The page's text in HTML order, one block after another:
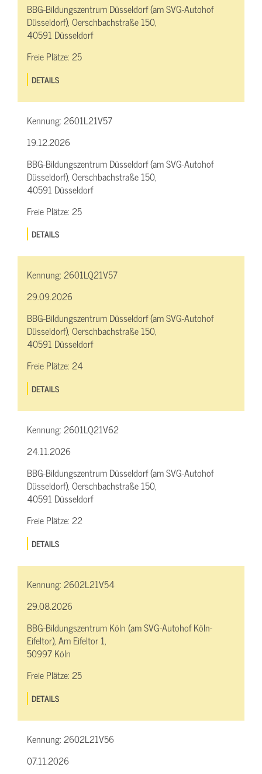
BBG-Bildungszentrum Düsseldorf (am SVG-Autohof
Düsseldorf), Oerschbachstraße 150,
40591 Düsseldorf
Freie Plätze:25
DETAILS
Kennung:2601L21V57
19.12.2026
BBG-Bildungszentrum Düsseldorf (am SVG-Autohof
Düsseldorf), Oerschbachstraße 150,
40591 Düsseldorf
Freie Plätze:25
DETAILS
Kennung:2601LQ21V57
29.09.2026
BBG-Bildungszentrum Düsseldorf (am SVG-Autohof
Düsseldorf), Oerschbachstraße 150,
40591 Düsseldorf
Freie Plätze:24
DETAILS
Kennung:2601LQ21V62
24.11.2026
BBG-Bildungszentrum Düsseldorf (am SVG-Autohof
Düsseldorf), Oerschbachstraße 150,
40591 Düsseldorf
Freie Plätze:22
DETAILS
Kennung:2602L21V54
29.08.2026
BBG-Bildungszentrum Köln (am SVG-Autohof Köln-
Eifeltor), Am Eifeltor 1,
50997 Köln
Freie Plätze:25
DETAILS
Kennung:2602L21V56
07.11.2026